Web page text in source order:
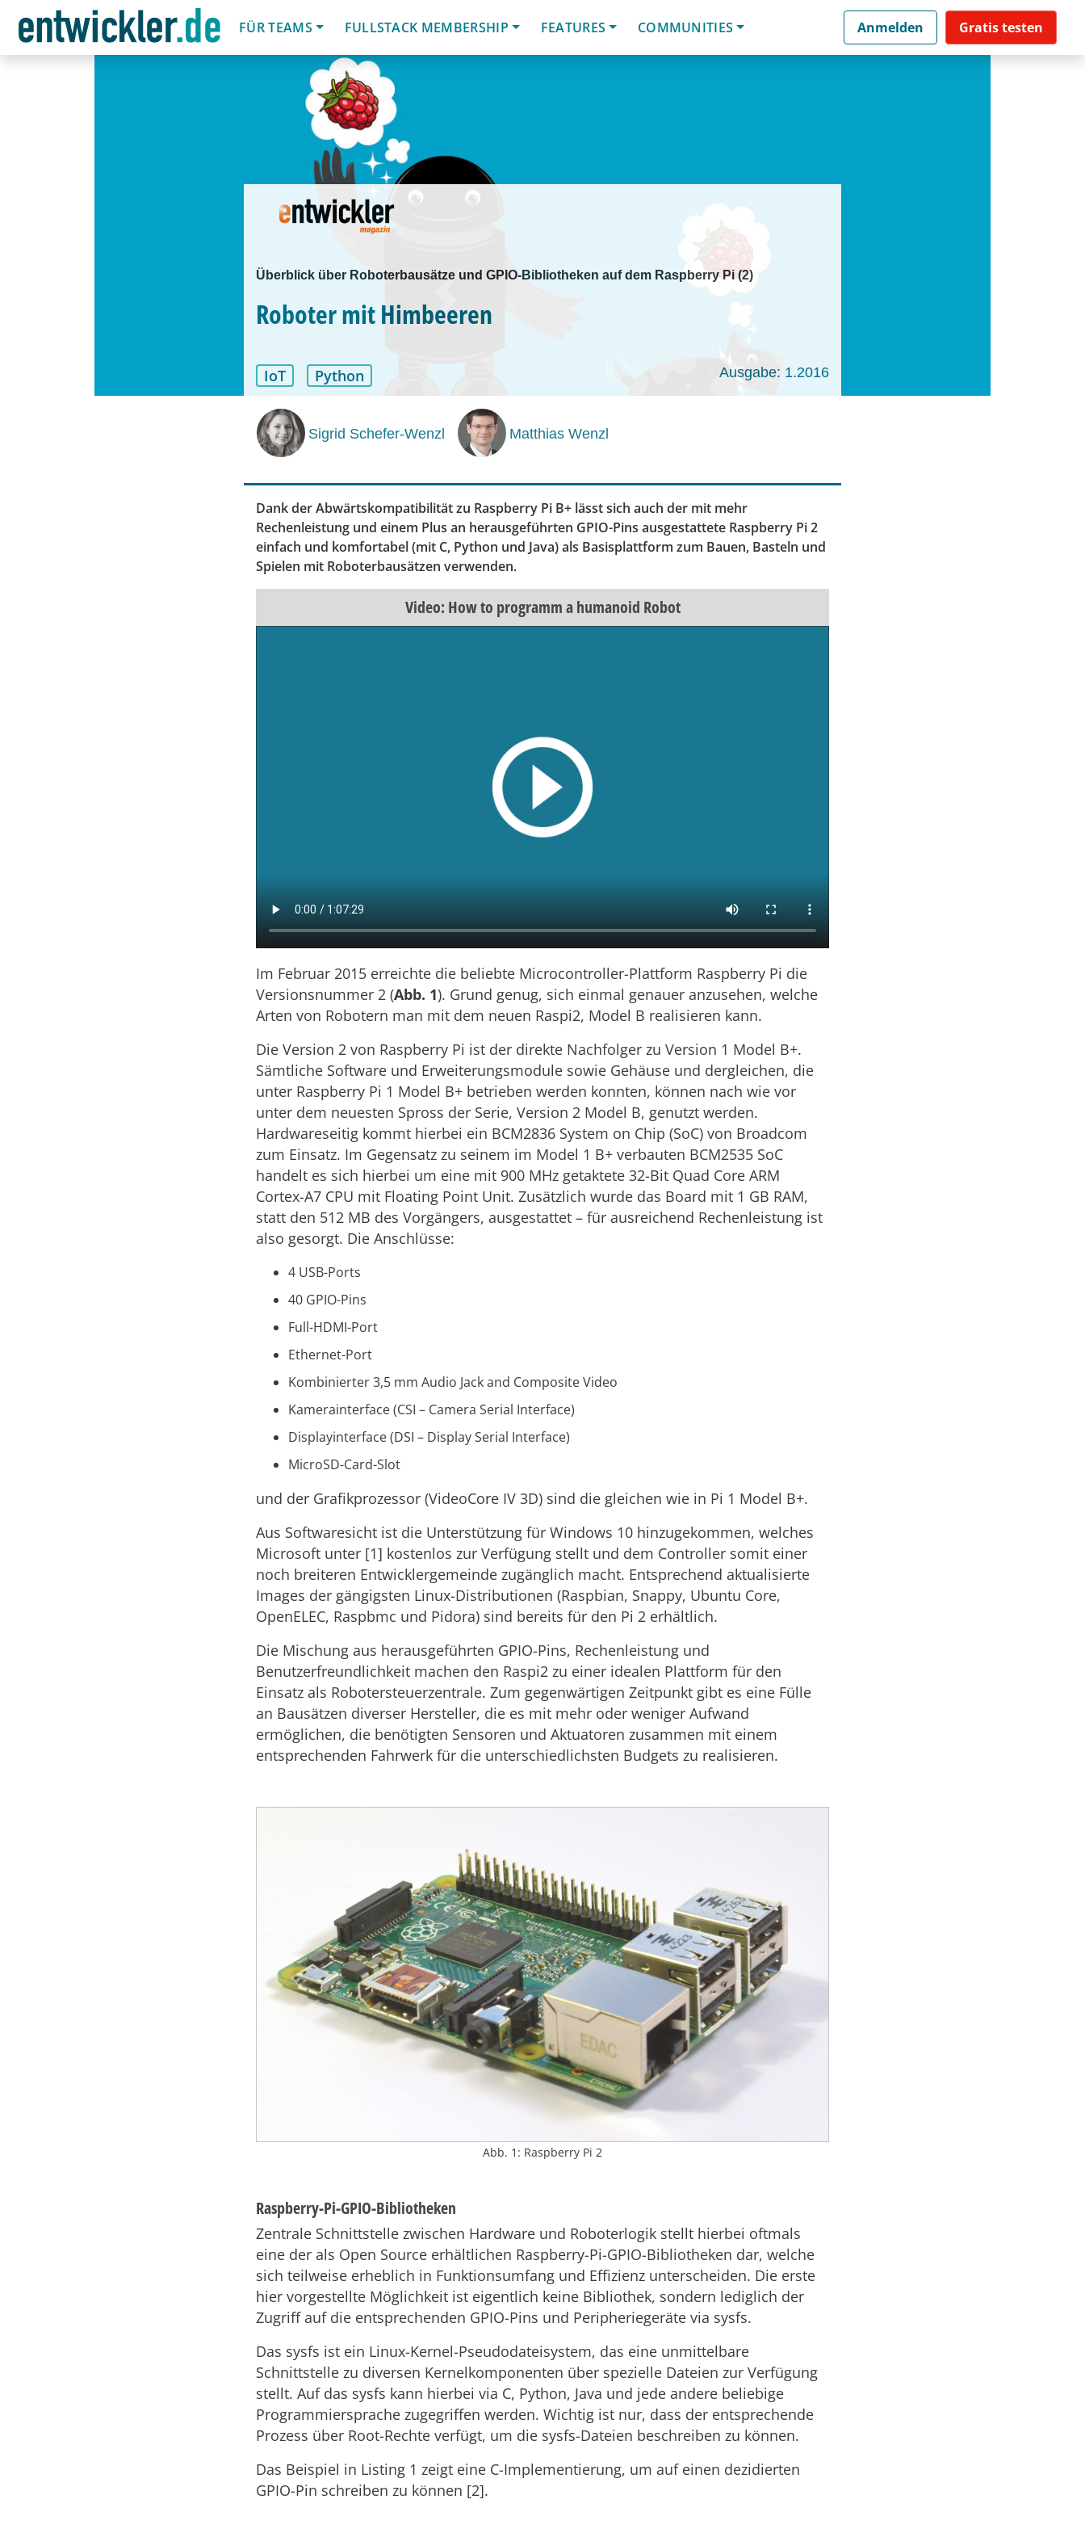
FÜR TEAMS
FULLSTACK MEMBERSHIP FEATURES COMMUNITIES Anmelden Gratis testen
Überblick über Roboterbausätze und GPIO-Bibliotheken auf dem Raspberry Pi (2)
Roboter mit Himbeeren
IoT Python Ausgabe: 1.2016
Sigrid Schefer-Wenzl Matthias Wenzl
Dank der Abwärtskompatibilität zu Raspberry Pi B+ lässt sich auch der mit mehr
Rechenleistung und einem Plus an herausgeführten GPIO-Pins ausgestattete Raspberry Pi 2
einfach und komfortabel (mit C, Python und Java) als Basisplattform zum Bauen, Basteln und
Spielen mit Roboterbausätzen verwenden.
Video: How to programm a humanoid Robot
Im Februar 2015 erreichte die beliebte Microcontroller-Plattform Raspberry Pi die
Versionsnummer 2 (Abb. 1). Grund genug, sich einmal genauer anzusehen, welche
Arten von Robotern man mit dem neuen Raspi2, Model B realisieren kann.
Die Version 2 von Raspberry Pi ist der direkte Nachfolger zu Version 1 Model B+.
Sämtliche Software und Erweiterungsmodule sowie Gehäuse und dergleichen, die
unter Raspberry Pi 1 Model B+ betrieben werden konnten, können nach wie vor
unter dem neuesten Spross der Serie, Version 2 Model B, genutzt werden.
Hardwareseitig kommt hierbei ein BCM2836 System on Chip (SoC) von Broadcom
zum Einsatz. Im Gegensatz zu seinem im Model 1 B+ verbauten BCM2535 SoC
handelt es sich hierbei um eine mit 900 MHz getaktete 32-Bit Quad Core ARM
Cortex-A7 CPU mit Floating Point Unit. Zusätzlich wurde das Board mit 1 GB RAM,
statt den 512 MB des Vorgängers, ausgestattet – für ausreichend Rechenleistung ist
also gesorgt. Die Anschlüsse:
4 USB-Ports
40 GPIO-Pins
Full-HDMI-Port
Ethernet-Port
Kombinierter 3,5 mm Audio Jack and Composite Video
Kamerainterface (CSI – Camera Serial Interface)
Displayinterface (DSI – Display Serial Interface)
MicroSD-Card-Slot
und der Grafikprozessor (VideoCore IV 3D) sind die gleichen wie in Pi 1 Model B+.
Aus Softwaresicht ist die Unterstützung für Windows 10 hinzugekommen, welches
Microsoft unter [1] kostenlos zur Verfügung stellt und dem Controller somit einer
noch breiteren Entwicklergemeinde zugänglich macht. Entsprechend aktualisierte
Images der gängigsten Linux-Distributionen (Raspbian, Snappy, Ubuntu Core,
OpenELEC, Raspbmc und Pidora) sind bereits für den Pi 2 erhältlich.
Die Mischung aus herausgeführten GPIO-Pins, Rechenleistung und
Benutzerfreundlichkeit machen den Raspi2 zu einer idealen Plattform für den
Einsatz als Robotersteuerzentrale. Zum gegenwärtigen Zeitpunkt gibt es eine Fülle
an Bausätzen diverser Hersteller, die es mit mehr oder weniger Aufwand
ermöglichen, die benötigten Sensoren und Aktuatoren zusammen mit einem
entsprechenden Fahrwerk für die unterschiedlichsten Budgets zu realisieren.
Abb. 1: Raspberry Pi 2
Raspberry-Pi-GPIO-Bibliotheken
Zentrale Schnittstelle zwischen Hardware und Roboterlogik stellt hierbei oftmals
eine der als Open Source erhältlichen Raspberry-Pi-GPIO-Bibliotheken dar, welche
sich teilweise erheblich in Funktionsumfang und Effizienz unterscheiden. Die erste
hier vorgestellte Möglichkeit ist eigentlich keine Bibliothek, sondern lediglich der
Zugriff auf die entsprechenden GPIO-Pins und Peripheriegeräte via sysfs.
Das sysfs ist ein Linux-Kernel-Pseudodateisystem, das eine unmittelbare
Schnittstelle zu diversen Kernelkomponenten über spezielle Dateien zur Verfügung
stellt. Auf das sysfs kann hierbei via C, Python, Java und jede andere beliebige
Programmiersprache zugegriffen werden. Wichtig ist nur, dass der entsprechende
Prozess über Root-Rechte verfügt, um die sysfs-Dateien beschreiben zu können.
Das Beispiel in Listing 1 zeigt eine C-Implementierung, um auf einen dezidierten
GPIO-Pin schreiben zu können [2].